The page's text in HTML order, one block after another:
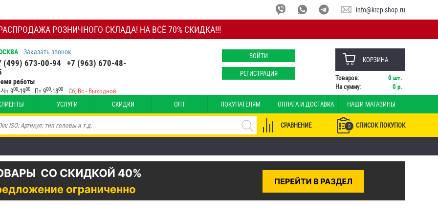
РОЗНИЧНОГО СКЛАДА! НА ВСЁ 70% СКИДКА!!!
info@krep-shop.ru
Заказать звонок
(499) 673-00-94 +7 (963) 670-48-
работы
Чт 900-1900 Пт 900-1800 Сб, Вс - Выходной
ВОЙТИ
РЕГИСТРАЦИЯ
КОРЗИНА
Товаров: 0 шт.
На сумму:
0 р.
УСЛУГИ СКИДКИ ОПТ ПОКУПАТЕЛЯМ ОПЛАТА И ДОСТАВКА НАШИ МАГАЗИНЫ
0 СПИСОК ПОКУПОК
СРАВНЕНИЕ